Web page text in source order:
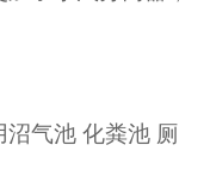
气池 化粪池 厕